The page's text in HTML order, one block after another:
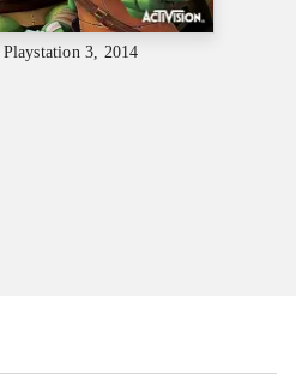
Playstation 3, 2014